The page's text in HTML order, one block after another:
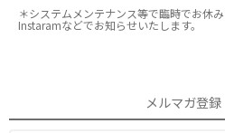
＊システムメンテナンス等で臨時でお休
Instaramなどでお知らせいたします。
メルマガ登